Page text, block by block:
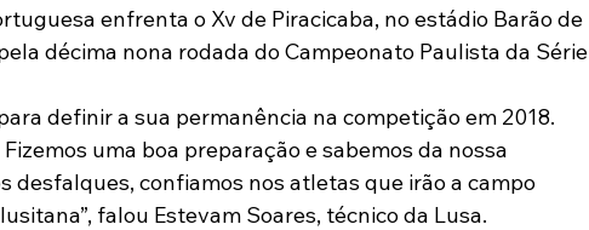
enfrenta o Xv de Piracicaba, no estádio Barão de
décima nona rodada do Campeonato Paulista da Série
definir a sua permanência na competição em 2018.
uma boa preparação e sabemos da nossa
desfalques, confiamos nos atletas que irão a campo
falou Estevam Soares, técnico da Lusa.